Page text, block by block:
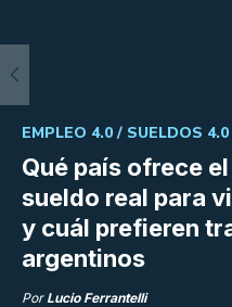
Qué país ofrece
sueldo real para
y cuál prefieren
argentinos
EMPLEO 4.0 / SUELDOS 4.0
Por Lucio Ferrantelli